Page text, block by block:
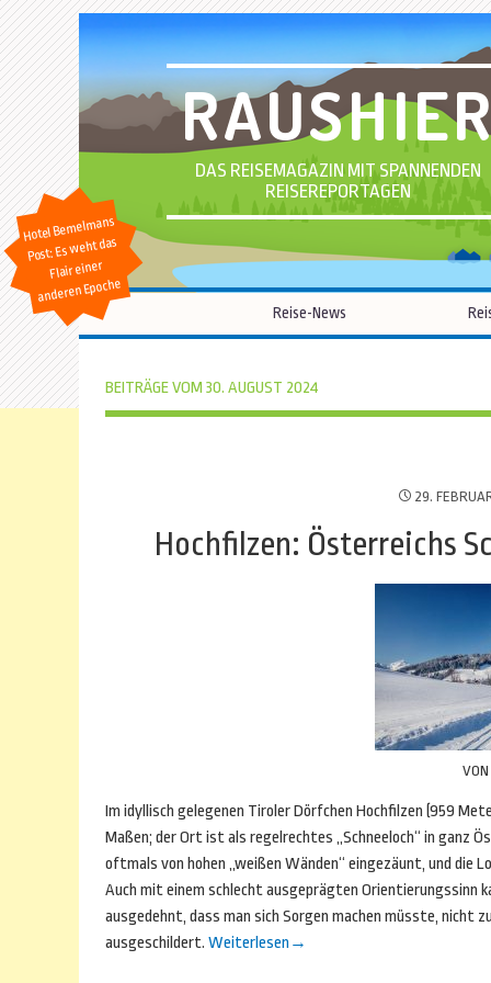
DAS REISEMAGAZIN MIT SPANNENDEN
REISEREPORTAGEN
Hotel Bemelmans
Post: Es weht das
Flair einer
anderen Epoche
Reise-News
BEITRÄGE VOM 30. AUGUST 2024
29.
Hochfilzen: Österreichs
VON
Im idyllisch gelegenen Tiroler Dörfchen Hochfilzen (959
Maßen; der Ort ist als regelrechtes „Schneeloch“ in ganz
oftmals von hohen „weißen Wänden“ eingezäunt, und die
Auch mit einem schlecht ausgeprägten Orientierungssinn
ausgedehnt, dass man sich Sorgen machen müsste, nicht
ausgeschildert. Weiterlesen →